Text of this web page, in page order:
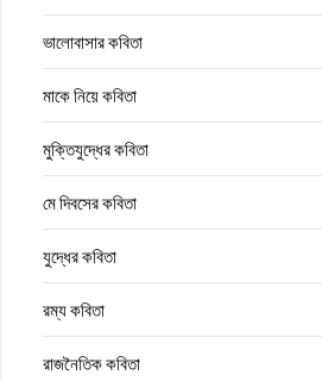
ভালোবাসার কবিতা
মাকে নিয়ে কবিতা
মুক্তিযুদ্ধের কবিতা
মে দিবসের কবিতা
যুদ্ধের কবিতা
রম্য কবিতা
রাজনৈতিক কবিতা